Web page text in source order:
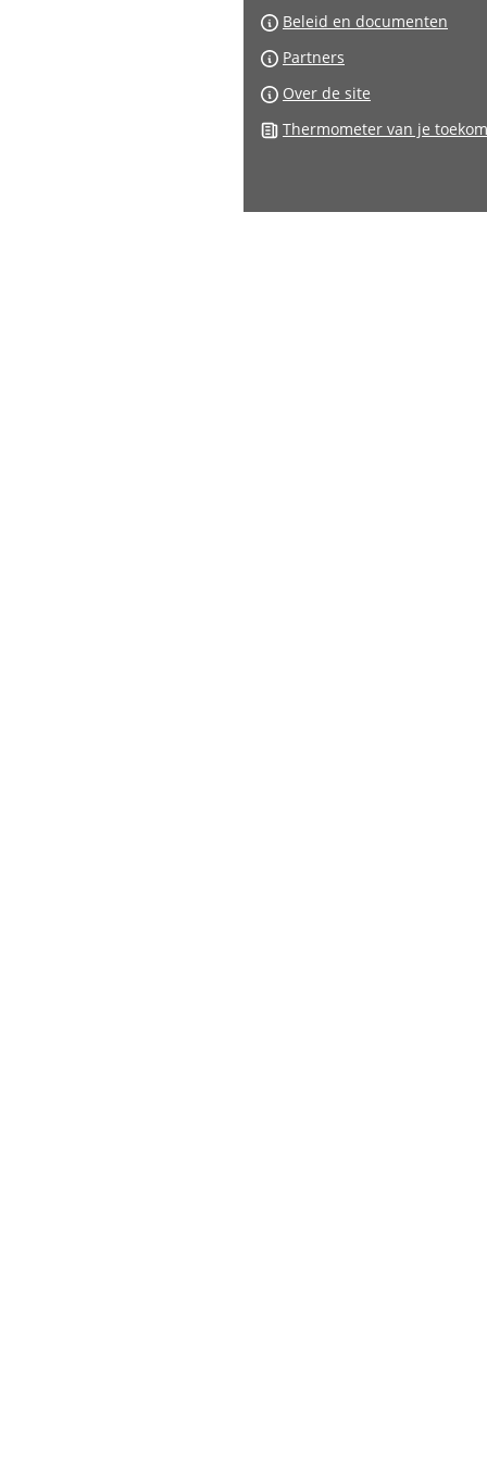
Beleid en documenten
Partners
Over de site
Thermometer van je